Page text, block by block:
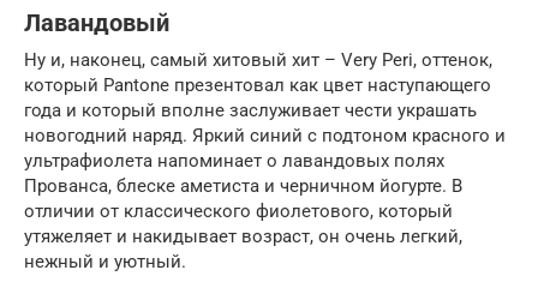
Лавандовый
Ну и, наконец, самый хитовый хит – Very Peri, оттенок,
который Pantone презентовал как цвет наступающего
года и который вполне заслуживает чести украшать
новогодний наряд. Яркий синий с подтоном красного и
ультрафиолета напоминает о лавандовых полях
Прованса, блеске аметиста и черничном йогурте. В
отличии от классического фиолетового, который
утяжеляет и накидывает возраст, он очень легкий,
нежный и уютный.